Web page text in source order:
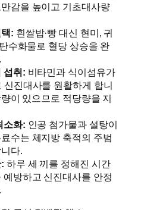
감을 높이고 기초대사량
: 흰쌀밥·빵 대신 현미, 귀
수화물로 혈당 상승을 완
섭취: 비타민과 식이섬유가
신진대사를 원활하게 합니
이 있으므로 적당량을 지
소화: 인공 첨가물과 설탕이
수는 체지방 축적의 주범
다.
하루 세 끼를 정해진 시간
예방하고 신진대사를 안정